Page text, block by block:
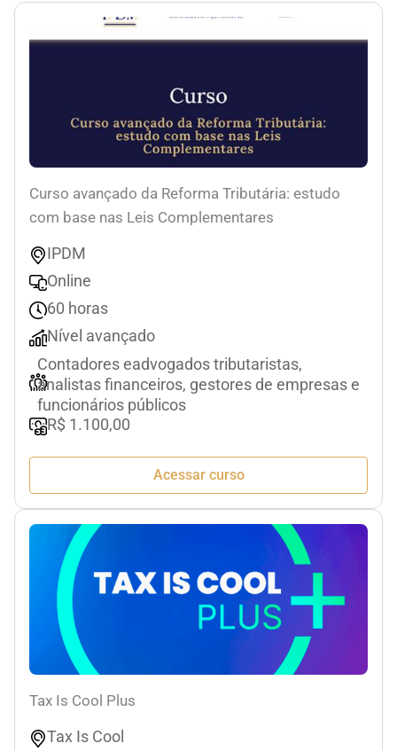
Curso avançado da Reforma Tributária: estudo
com base nas Leis Complementares
IPDM
Online
60 horas
Nível avançado
Contadores eadvogados tributaristas,
analistas financeiros, gestores de empresas e
funcionários públicos
R$ 1.100,00
Acessar curso
Tax Is Cool Plus
Tax Is Cool